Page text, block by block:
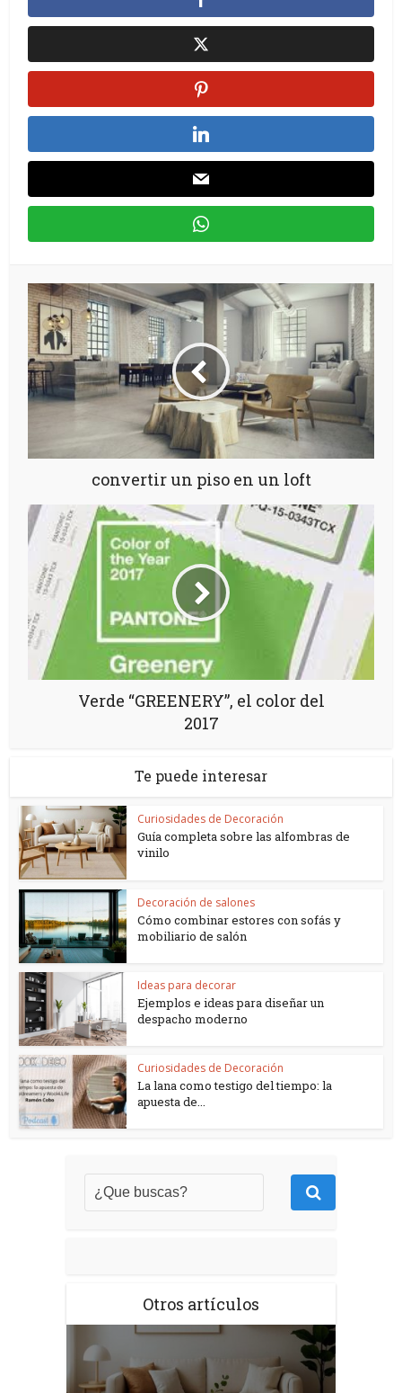
convertir un piso en un loft
Verde “GREENERY”, el color del
2017
Te puede interesar
Curiosidades de Decoración
Guía completa sobre las alfombras de
vinilo
Decoración de salones
Cómo combinar estores con sofás y
mobiliario de salón
Ideas para decorar
Ejemplos e ideas para diseñar un
despacho moderno
Curiosidades de Decoración
La lana como testigo del tiempo: la
apuesta de...
Otros artículos